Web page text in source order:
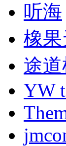
听海
橡
途
YW